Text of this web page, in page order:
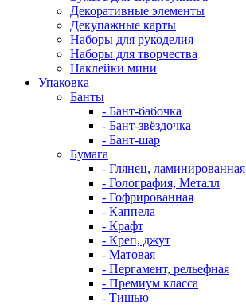
Декоративные элементы
Декупажные карты
Наборы для рукоделия
Наборы для творчества
Наклейки мини
Упаковка
Банты
- Бант-бабочка
- Бант-звёздочка
- Бант-шар
Бумага
- Глянец, ламинированная
- Голография, Металл
- Гофрированная
- Каппела
- Крафт
- Креп, джут
- Матовая
- Пергамент, рельефная
- Премиум класса
- Тишью